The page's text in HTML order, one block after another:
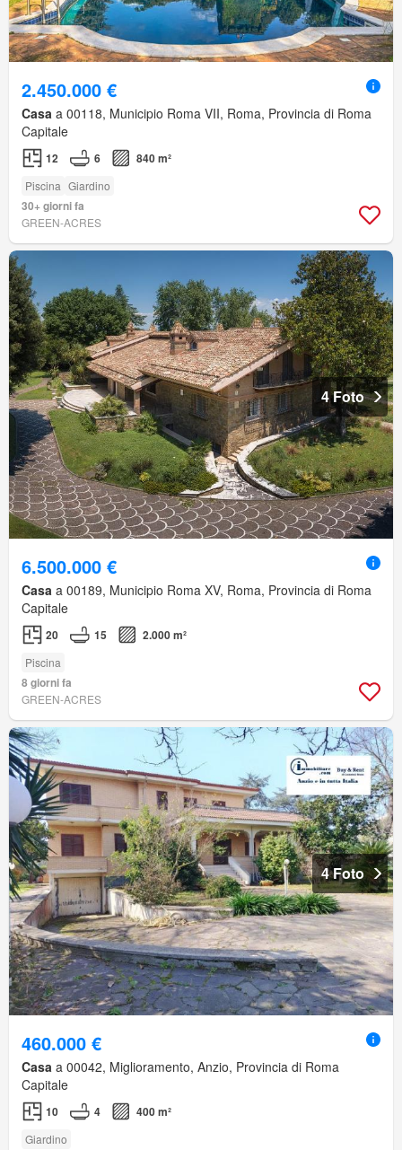
2.450.000 €
Casa a 00118, Municipio Roma VII, Roma, Provincia di Roma
Capitale
12 6 840 m²
Piscina Giardino
30+ giorni fa
GREEN-ACRES
4 Foto
6.500.000 €
Casa a 00189, Municipio Roma XV, Roma, Provincia di Roma
Capitale
20 15 2.000 m²
Piscina
8 giorni fa
GREEN-ACRES
4 Foto
460.000 €
Casa a 00042, Miglioramento, Anzio, Provincia di Roma
Capitale
10 4 400 m²
Giardino